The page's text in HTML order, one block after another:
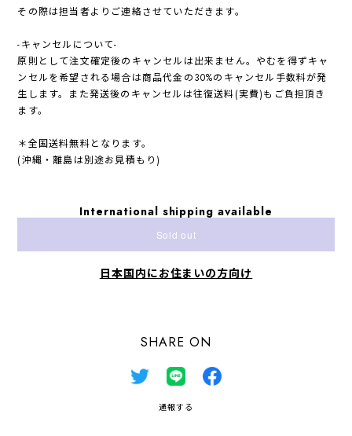
その際は担当者よりご連絡させていただきます。
-キャンセルについて-
原則として注文確定後のキャンセルは出来ません。やむを得ずキャ
ンセルを希望される場合は商品代金の30%のキャンセル手数料が発
生します。また発送後のキャンセルは往復送料(実費)もご負担頂き
ます。
＊全国送料無料となります。
(沖縄・離島は別途お見積もり)
International shipping available
Sold out
日本国内にお住まいの方向け
SHARE ON
通報する